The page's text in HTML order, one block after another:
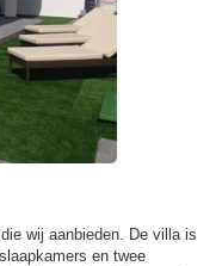
wij aanbieden. De villa is
en twee